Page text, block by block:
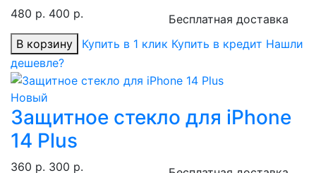
480 р. 400 р.
Бесплатная доставка
В корзину
Купить в 1 клик Купить в кредит Нашли
дешевле?
Новый
Защитное стекло для iPhone
14 Plus
360 р. 300 р.